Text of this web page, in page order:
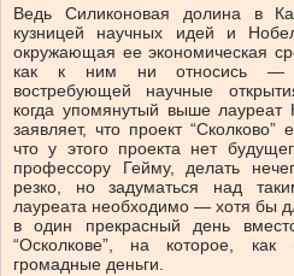
Ведь Силиконовая долина в
кузницей научных идей и
окружающая ее экономическая
как к ним ни относись —
востребующей научные
когда упомянутый выше
заявляет, что проект
что у этого проекта нет
профессору Гейму, делать
резко, но задуматься над
лауреата необходимо — хотя бы
в один прекрасный день
“Осколкове”, на которое, как
громадные деньги.